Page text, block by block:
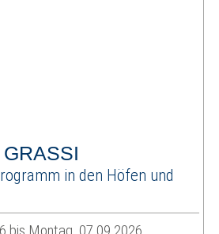
in den Höfen und